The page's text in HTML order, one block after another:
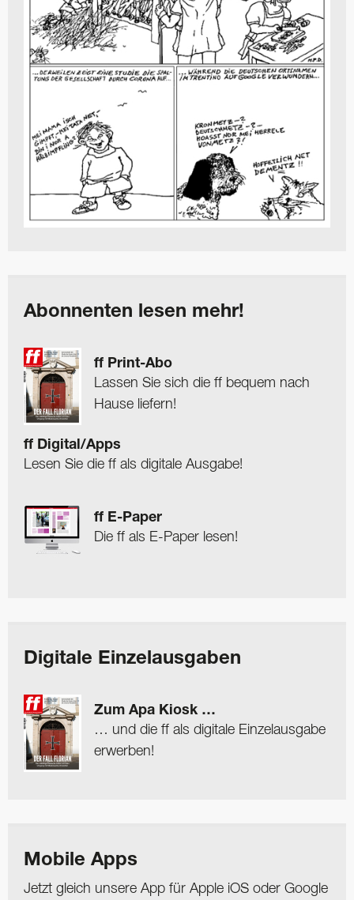
Abonnenten lesen mehr!
ff Print-Abo
Lassen Sie sich die ff bequem nach
Hause liefern!
ff Digital/Apps
Lesen Sie die ff als digitale Ausgabe!
ff E-Paper
Die ff als E-Paper lesen!
Digitale Einzelausgaben
Zum Apa Kiosk …
… und die ff als digitale Einzelausgabe
erwerben!
Mobile Apps
Jetzt gleich unsere App für Apple iOS oder Google